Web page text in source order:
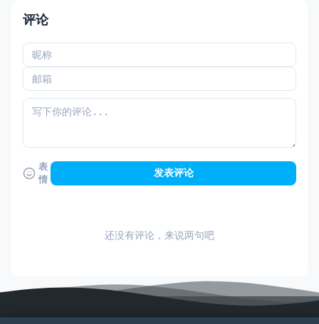
评论
表
情
发表评论
还没有评论，来说两句吧